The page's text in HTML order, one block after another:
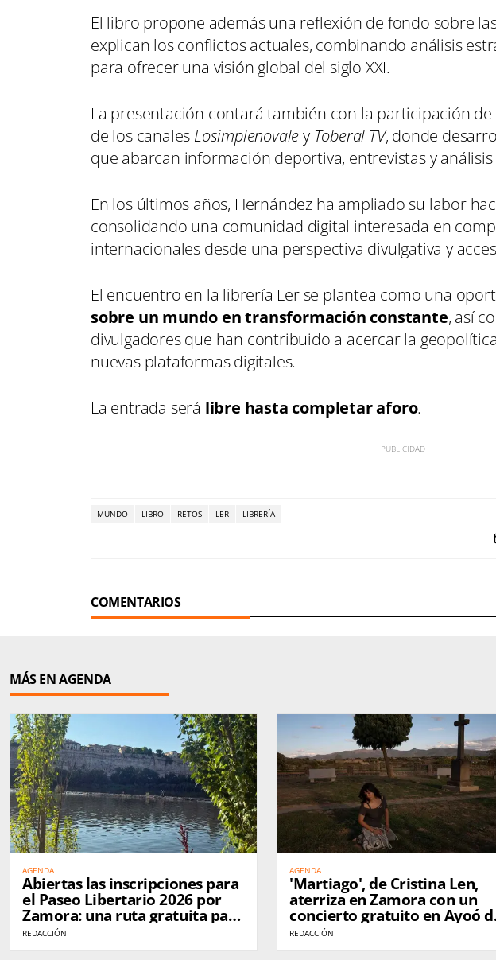
El libro propone además una reflexión de fondo sobre
explican los conflictos actuales, combinando análisis
para ofrecer una visión global del siglo XXI.
La presentación contará también con la participación de
de los canales Losimplenovaley Toberal TV, donde
que abarcan información deportiva, entrevistas y
En los últimos años, Hernández ha ampliado su labor
consolidando una comunidad digital interesada en
internacionales desde una perspectiva divulgativa y
El encuentro en la librería Ler se plantea como una
sobre un mundo en transformación constante, así
divulgadores que han contribuido a acercar la
nuevas plataformas digitales.
La entrada será libre hasta completar aforo.
MUNDO LIBRO RETOS LER LIBRERÍA
COMENTARIOS
MÁS EN AGENDA
AGENDA
Abiertas las inscripciones para
el Paseo Libertario 2026 por
Zamora: una ruta gratuita para
descubrir la historia
anarquista de la ciudad
REDACCIÓN
AGENDA
'Martiago', de Cristina Len,
aterriza en Zamora con un
concierto gratuito en Ayoó
Vidriales
REDACCIÓN